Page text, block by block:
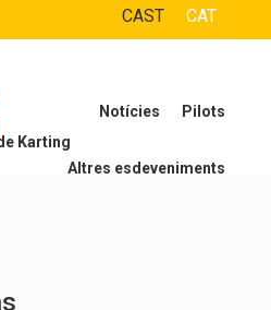
CAST CAT
Karting
Pilots
Notícies
Altres esdeveniments